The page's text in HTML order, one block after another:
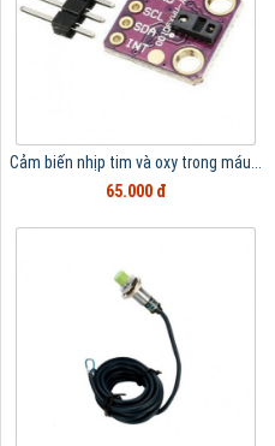
Cảm biến nhịp tim và oxy trong máu...
65.000 đ